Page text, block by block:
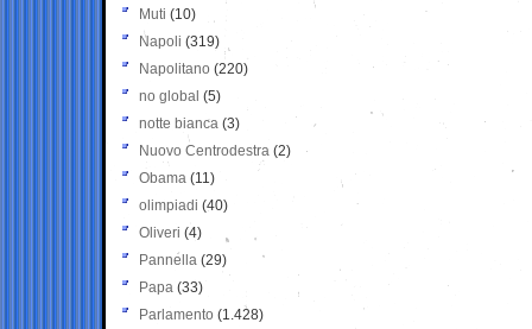
Muti (10)
Napoli (319)
Napolitano (220)
no global (5)
notte bianca (3)
Nuovo Centrodestra (2)
Obama (11)
olimpiadi (40)
Oliveri (4)
Pannella (29)
Papa (33)
Parlamento (1.428)